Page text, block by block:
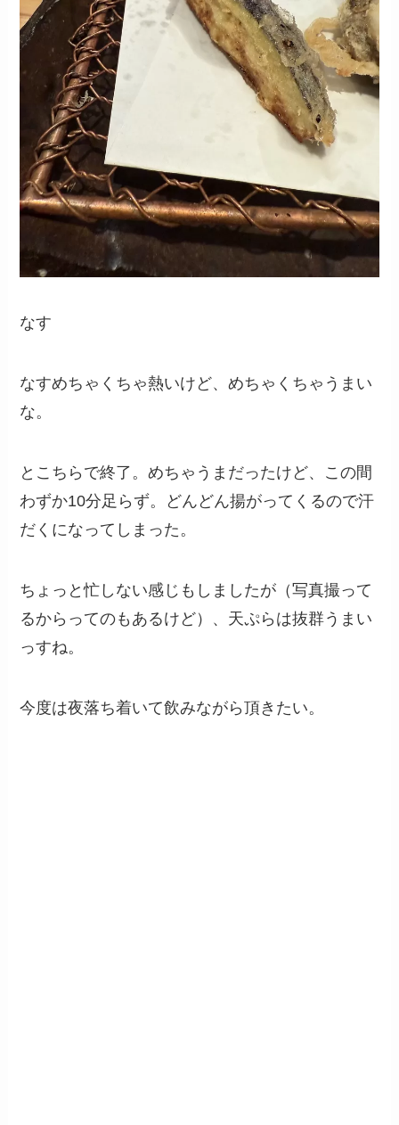
なす
なすめちゃくちゃ熱いけど、めちゃくちゃうまい
な。
とこちらで終了。めちゃうまだったけど、この間
わずか10分足らず。どんどん揚がってくるので汗
だくになってしまった。
ちょっと忙しない感じもしましたが（写真撮って
るからってのもあるけど）、天ぷらは抜群うまい
っすね。
今度は夜落ち着いて飲みながら頂きたい。